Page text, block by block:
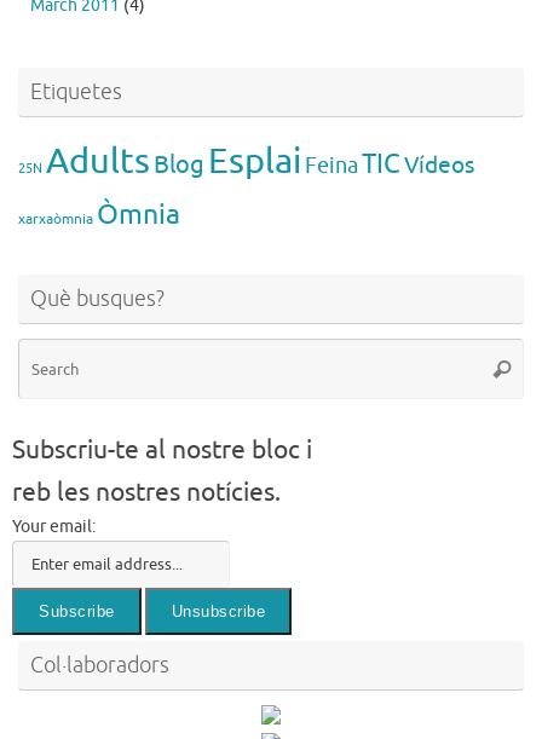
March 2011 (4)
Etiquetes
25N AdultsBlog Esplai FeinaTICVídeos
xarxaòmnia Òmnia
Què busques?
Subscriu-te al nostre bloc i
reb les nostres notícies.
Your email:
Col·laboradors